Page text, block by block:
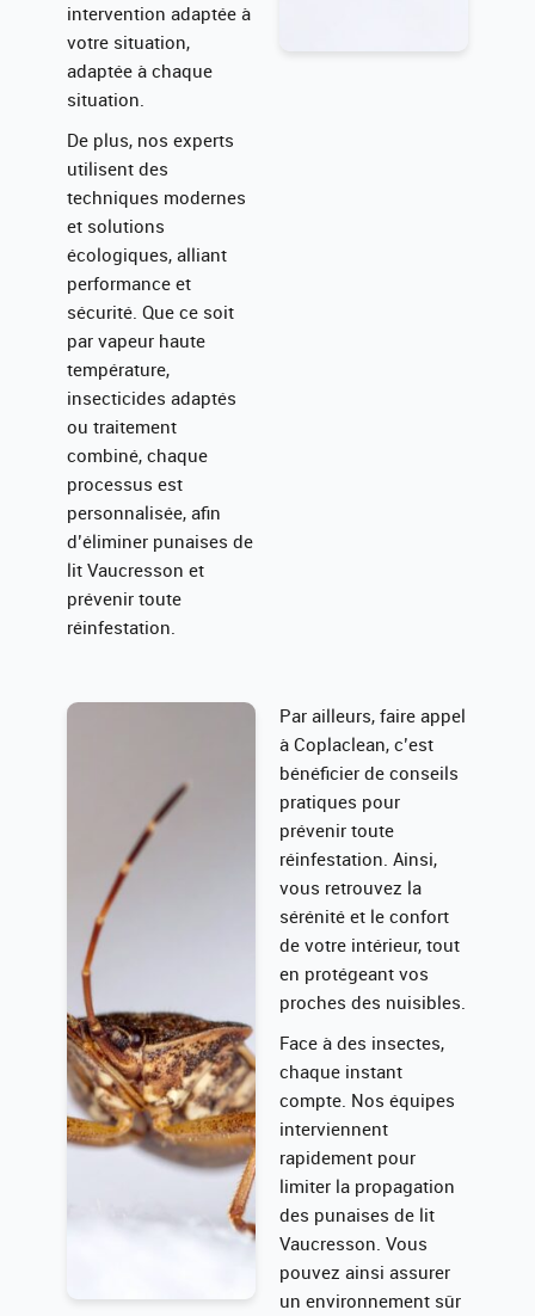
intervention adaptée à
votre situation,
adaptée à chaque
situation.
De plus, nos experts
utilisent des
techniques modernes
et solutions
écologiques, alliant
performance et
sécurité. Que ce soit
par vapeur haute
température,
insecticides adaptés
ou traitement
combiné, chaque
processus est
personnalisée, afin
d’éliminer punaises de
lit Vaucresson et
prévenir toute
réinfestation.
Par ailleurs, faire appel
à Coplaclean, c’est
bénéficier de conseils
pratiques pour
prévenir toute
réinfestation. Ainsi,
vous retrouvez la
sérénité et le confort
de votre intérieur, tout
en protégeant vos
proches des nuisibles.
Face à des insectes,
chaque instant
compte. Nos équipes
interviennent
rapidement pour
limiter la propagation
des punaises de lit
Vaucresson. Vous
pouvez ainsi assurer
un environnement sûr